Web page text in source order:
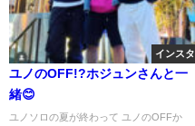
インスタ
ユノのOFF!?ホジュンさんと一
緒😊
ユノソロの夏が終わって ユノのOFFか